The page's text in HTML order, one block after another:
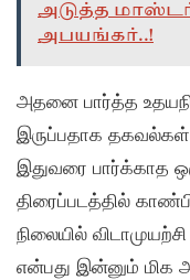
அடுத்த
அபயங்கர்..!
அதனை பார்த்த
இருப்பதாக
இதுவரை பார்க்காத
திரைப்படத்தில்
நிலையில்
என்பது இன்னும் மிக